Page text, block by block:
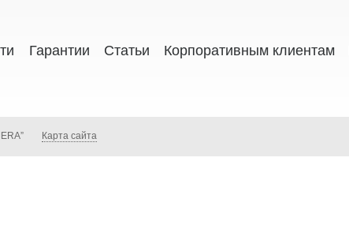
Гарантии Статьи Корпоративным клиентам
Карта сайта